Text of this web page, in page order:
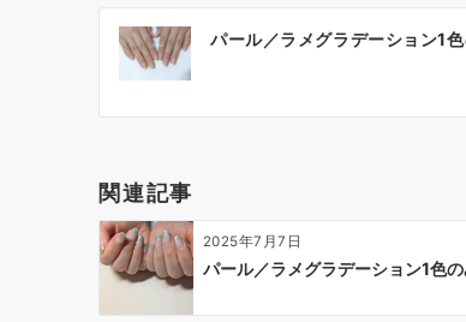
パール／ラメグラデーション1
関連記事
2025年7月7日
パール／ラメグラデーション1色